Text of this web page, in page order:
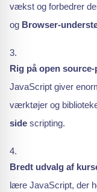
vækst og forbedrer
og Browser-
Rig på open
JavaScript giver
værktøjer og
side scripting.
Bredt udvalg af
lære JavaScript, der